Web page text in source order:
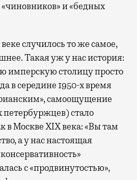
и «бедных
случилось то же самое,
Такая уж у нас история:
имперскую столицу просто
в середине 1950-х время
самоощущение
стало
в Москве XIX века: «Вы там
а у нас настоящая
с «продвинутостью»,